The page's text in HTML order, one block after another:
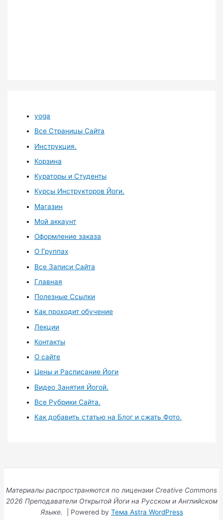
yoga
Все Страницы Сайта
Инструкция.
Корзина
Кураторы и Студенты
Курсы Инструкторов Йоги.
Магазин
Мой аккаунт
Оформление заказа
О Группах
Все Записи Сайта
Главная
Полезные Ссылки
Как проходит обучение
Лекции
Контакты
О сайте
Цены и Расписание Йоги
Видео Занятия Йогой.
Все Рубрики Сайта.
Как добавить статью на Блог и сжать Фото.
Материалы распространяются по лицензии Creative Commons
2026 Преподаватели Открытой Йоги на Русском и Английском
Языке.
| Powered by Тема Astra WordPress